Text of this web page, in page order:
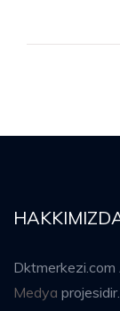
Medya projesidir.